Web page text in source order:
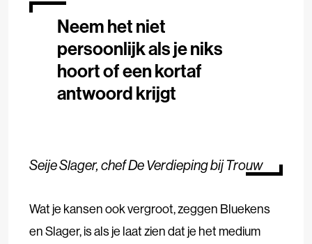
Neem het niet
persoonlijk als je niks
hoort of een kortaf
antwoord krijgt
Seije Slager, chef De Verdieping bij Trouw
Wat je kansen ook vergroot, zeggen Bluekens
en Slager, is als je laat zien dat je het medium